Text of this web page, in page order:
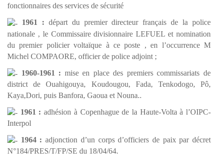
fonctionnaires des services de sécurité
1961 : départ du premier directeur français de la police
nationale , le Commissaire divisionnaire LEFUEL et nomination
du premier policier voltaïque à ce poste , en l’occurrence M
Michel COMPAORE, officier de police adjoint ;
1960-1961 : mise en place des premiers commissariats de
district de Ouahigouya, Koudougou, Fada, Tenkodogo, Pô,
Kaya,Dori, puis Banfora, Gaoua et Nouna..
1961 : adhésion à Copenhague de la Haute-Volta à l’OIPC-
Interpol
1964 : adjonction d’un corps d’officiers de paix par décret
N°184/PRES/T/FP/SE du 18/04/64.